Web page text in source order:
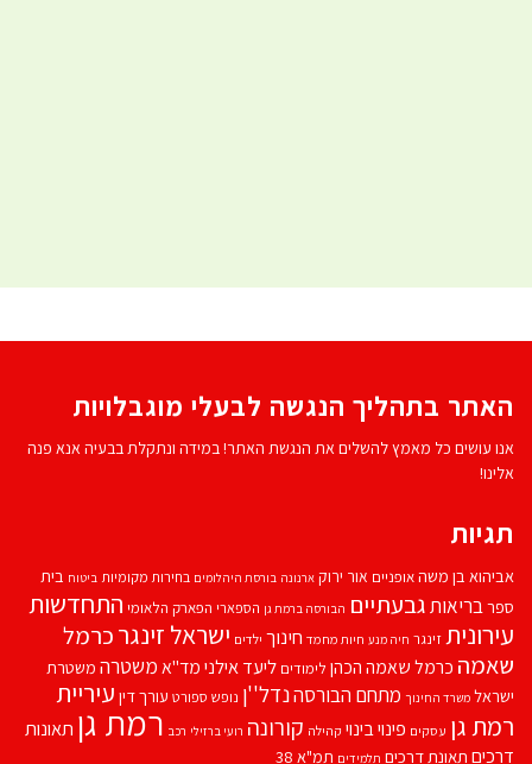
האתר בתהליך הנגשה לבעלי מוגבלויות
אנו עושים כל מאמץ להשלים את הנגשת האתר! במידה ונתקלת בבעיה אנא פנה
אלינו!
תגיות
אביהוא בן משהאופניים אור ירוק ארנונה בורסת היהלומים בחירות מקומיות ביטוח בית
ספרבריאותגבעתיים הבורסה ברמת גן הספארי הפארק הלאומי התחדשות
עירוניתזינגר חיה מנע חיות מחמד חינוך ילדים ישראל זינגרכרמל
שאמה כרמל שאמה הכהן לימודים ליעד אילנימד''אמשטרה משטרת
ישראל משרד החינוך מתחם הבורסהנדל''ן נופש ספורט עורך דין עיריית
רמת גן עסקים פינוי בינוי קהילה קורונה רועי ברזילי רכב רמת גן תאונות
דרכים תאונת דרכים תלמידים תמ"א 38